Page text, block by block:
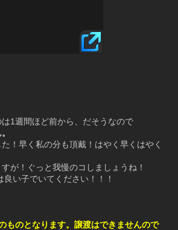
1週間ほど前から、だそうなので
！早く私の分も頂戴！はやく早くはやく
が！ぐっと我慢のコしましょうね！
い子でいてください！！！
ものとなります。譲渡はできませんので